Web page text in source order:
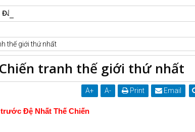
linh hồn ( 2-11-2024)
thế giới thứ nhất
tranh thế giới thứ nhất
A+ A- Print Email
Đệ Nhất Thế Chiến